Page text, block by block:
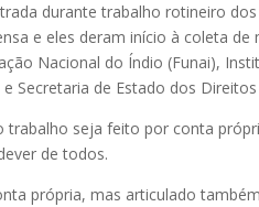
durante trabalho rotineiro
e eles deram início à coleta
Nacional do Índio (Funai),
Secretaria de Estado dos
seja feito por conta
de todos.
própria, mas articulado